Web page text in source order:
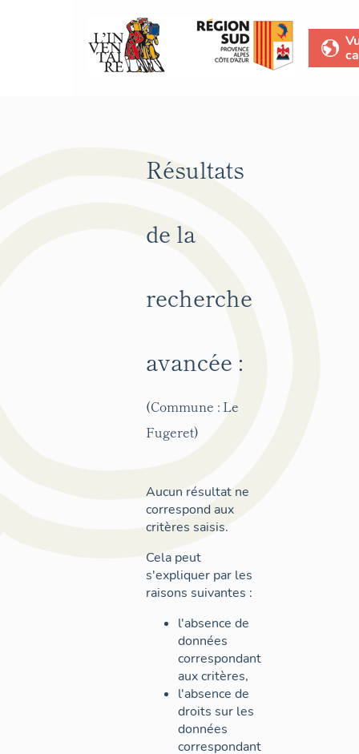
Résultats
de la
recherche
avancée :
(Commune : Le
Fugeret)
Aucun résultat ne
correspond aux
critères saisis.
Cela peut
s'expliquer par les
raisons suivantes :
l'absence de
données
correspondant
aux critères,
l'absence de
droits sur les
données
correspondant